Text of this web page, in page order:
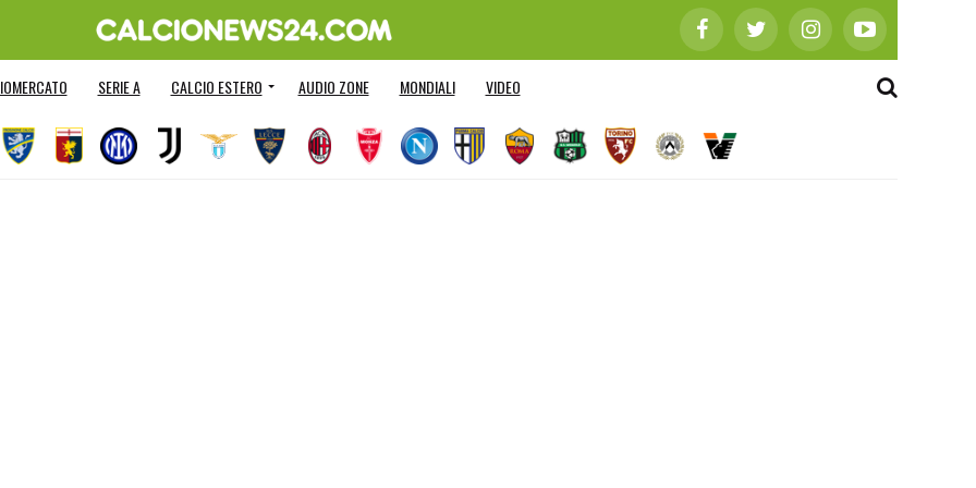
SERIE A CALCIO ESTERO AUDIO ZONE MONDIALI VIDEO